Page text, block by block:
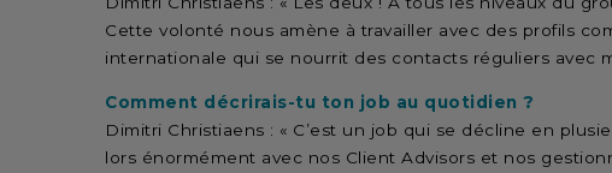
Cette volonté nous amène à travailler avec des profils
internationale qui se nourrit des contacts réguliers avec
Comment décrirais-tu ton job au quotidien ?
Dimitri Christiaens : « C’est un job qui se décline en
lors énormément avec nos Client Advisors et nos